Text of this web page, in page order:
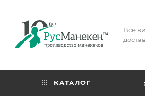
Все
КАТАЛОГ